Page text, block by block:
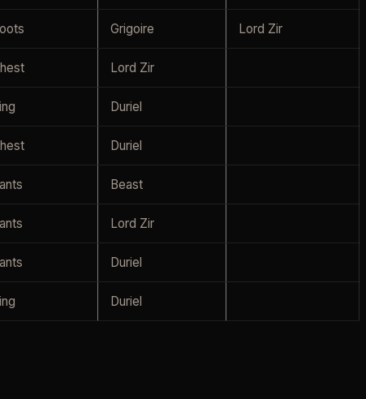
Grigoire Lord Zir
Lord Zir
Duriel
Duriel
Beast
Lord Zir
Duriel
Duriel